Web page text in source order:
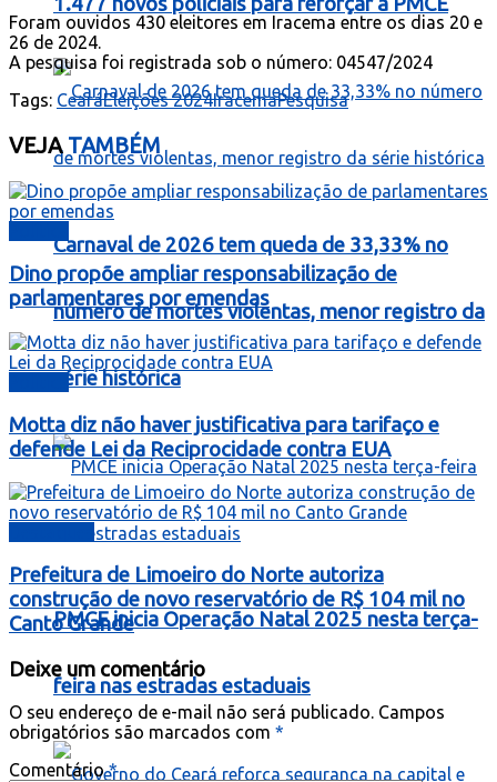
Carnaval de 2026 tem queda de 33,33% no
número de mortes violentas, menor registro da
série histórica
PMCE inicia Operação Natal 2025 nesta terça-
feira nas estradas estaduais
Foram ouvidos 430 eleitores em Iracema entre os dias 20 e
26 de 2024.
A pesquisa foi registrada sob o número: 04547/2024
Tags: CearáEleições 2024IracemaPesquisa
VEJATAMBÉM
Dino propõe ampliar responsabilização de
parlamentares por emendas
Motta diz não haver justificativa para tarifaço e
defende Lei da Reciprocidade contra EUA
Prefeitura de Limoeiro do Norte autoriza
construção de novo reservatório de R$ 104 mil no
Canto Grande
Deixe um comentário
O seu endereço de e-mail não será publicado. Campos
obrigatórios são marcados com *
Comentário*